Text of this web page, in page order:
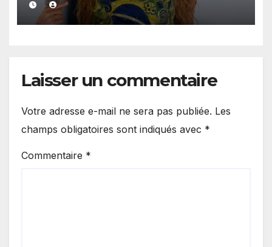
tournoi »
Laisser un commentaire
Votre adresse e-mail ne sera pas publiée. Les
champs obligatoires sont indiqués avec *
Commentaire *